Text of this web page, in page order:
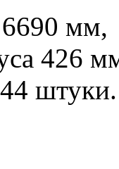
мм,
426
штуки.